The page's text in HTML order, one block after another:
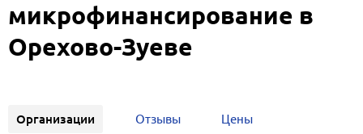
микрофинансирование в
Орехово-Зуеве
Организации Отзывы Цены